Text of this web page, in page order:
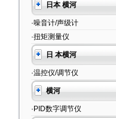
日本 横河
·噪音计/声级计
·扭矩测量仪
日 本横河
·温控仪/调节仪
横河
·PID数字调节仪